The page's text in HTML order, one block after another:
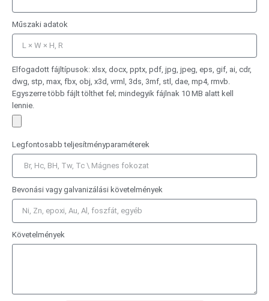
Műszaki adatok
Elfogadott fájltípusok: xlsx, docx, pptx, pdf, jpg, jpeg, eps, gif, ai, cdr,
dwg, stp, max, fbx, obj, x3d, vrml, 3ds, 3mf, stl, dae, mp4, rmvb.
Egyszerre több fájlt tölthet fel; mindegyik fájlnak 10 MB alatt kell
lennie.
Legfontosabb teljesítményparaméterek
Bevonási vagy galvanizálási követelmények
Követelmények